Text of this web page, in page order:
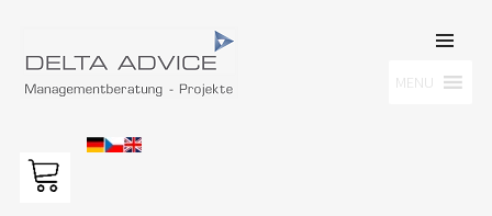
CONTENT
MENU